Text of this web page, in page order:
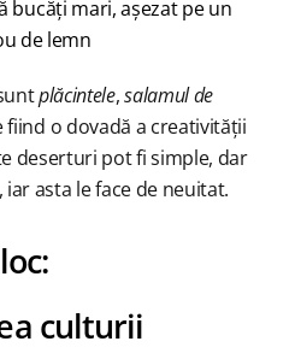
bucăți mari, așezat pe un
de lemn
plăcintele,salamul de
fiind o dovadă a creativității
deserturi pot fi simple, dar
asta le face de neuitat.
culturii